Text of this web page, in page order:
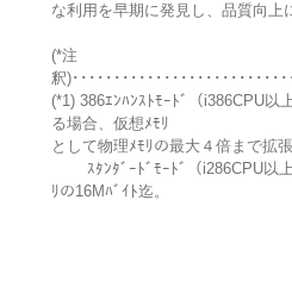
な利用を早期に発見し、品質向上
(*注
釈)･････････････････････････
(*1) 386ｴﾝﾊﾝｽﾄﾓｰﾄﾞ（i386CPU以
る場合、仮想ﾒﾓﾘ
として物理ﾒﾓﾘの最大４倍まで拡張
ｽﾀﾝﾀﾞｰﾄﾞﾓｰﾄﾞ（i286CPU以上
ﾘの16Mﾊﾞｲﾄ迄。